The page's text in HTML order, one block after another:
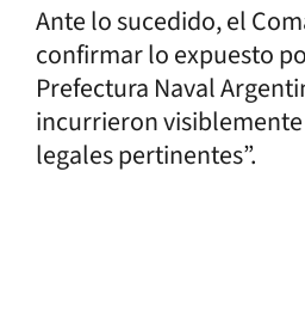
Ante lo sucedido, el
confirmar lo expuesto
Prefectura Naval
incurrieron
legales pertinentes”.